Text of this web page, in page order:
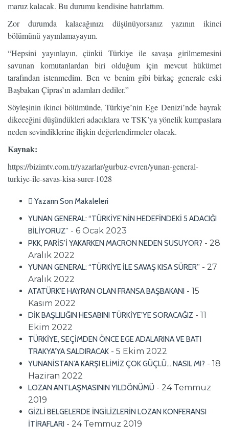
maruz kalacak. Bu durumu kendisine hatırlattım.
Zor durumda kalacağınızı düşünüyorsanız yazının ikinci
bölümünü yayınlamayayım.
“Hepsini yayınlayın, çünkü Türkiye ile savaşa girilmemesini
savunan komutanlardan biri olduğum için mevcut hükümet
tarafından istenmedim. Ben ve benim gibi birkaç generale eski
Başbakan Çipras’ın adamları dediler.”
Söyleşinin ikinci bölümünde, Türkiye’nin Ege Denizi’nde bayrak
dikeceğini düşündükleri adacıklara ve TSK’ya yönelik kumpaslara
neden sevindiklerine ilişkin değerlendirmeler olacak.
Kaynak:
https://bizimtv.com.tr/yazarlar/gurbuz-evren/yunan-general-
turkiye-ile-savas-kisa-surer-1028
Yazarın Son Makaleleri
YUNAN GENERAL: “TÜRKİYE’NİN HEDEFİNDEKİ 5 ADACIĞI
BİLİYORUZ” - 6 Ocak 2023
PKK, PARİS’İ YAKARKEN MACRON NEDEN SUSUYOR? - 28
Aralık 2022
YUNAN GENERAL: “TÜRKİYE İLE SAVAŞ KISA SÜRER” - 27
Aralık 2022
ATATÜRK’E HAYRAN OLAN FRANSA BAŞBAKANI - 15
Kasım 2022
DİK BAŞLILIĞIN HESABINI TÜRKİYE’YE SORACAĞIZ - 11
Ekim 2022
TÜRKİYE, SEÇİMDEN ÖNCE EGE ADALARINA VE BATI
TRAKYA’YA SALDIRACAK - 5 Ekim 2022
YUNANİSTAN’A KARŞI ELİMİZ ÇOK GÜÇLÜ… NASIL MI? - 18
Haziran 2022
LOZAN ANTLAŞMASININ YILDÖNÜMÜ - 24 Temmuz
2019
GİZLİ BELGELERDE İNGİLİZLERİN LOZAN KONFERANSI
İTİRAFLARI - 24 Temmuz 2019